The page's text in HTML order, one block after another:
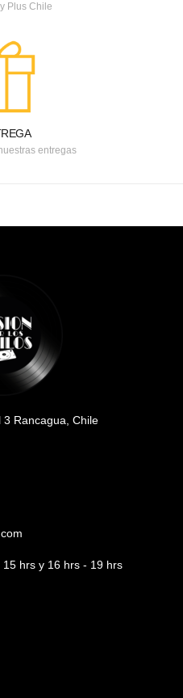
Plus Chile
entregas
Rancagua, Chile
hrs y 16 hrs - 19 hrs